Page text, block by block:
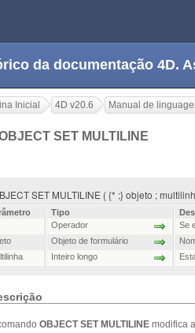
da documentação 4D.
Inicial 4D v20.6 Manual de
SET MULTILINE
SET MULTILINE ( {* ;} objeto ;
Tipo
Operador
Se
Objeto de formulário
Inteiro longo
OBJECT SET MULTILINE modifica